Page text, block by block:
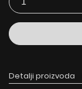
Detalji proizvoda